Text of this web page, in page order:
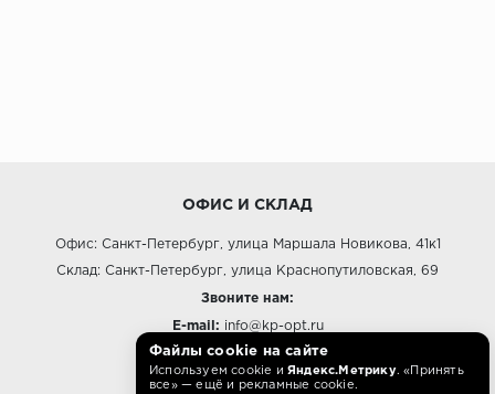
ОФИС И СКЛАД
Офис: Санкт-Петербург, улица Маршала Новикова, 41к1
Склад: Санкт-Петербург, улица Краснопутиловская, 69
Звоните нам:
E-mail: info@kp-opt.ru
Режим работы
10:00 - 18:00 пн-пт.
Файлы cookie на сайте
Используем cookie и Яндекс.Метрику. «Принять
все» — ещё и рекламные cookie.